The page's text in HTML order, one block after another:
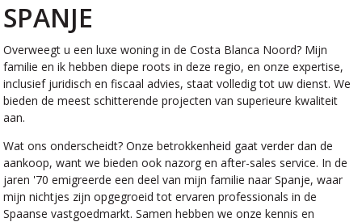
SPANJE
Overweegt u een luxe woning in de Costa Blanca Noord? Mijn
familie en ik hebben diepe roots in deze regio, en onze expertise,
inclusief juridisch en fiscaal advies, staat volledig tot uw dienst. We
bieden de meest schitterende projecten van superieure kwaliteit
aan.
Wat ons onderscheidt? Onze betrokkenheid gaat verder dan de
aankoop, want we bieden ook nazorg en after-sales service. In de
jaren '70 emigreerde een deel van mijn familie naar Spanje, waar
mijn nichtjes zijn opgegroeid tot ervaren professionals in de
Spaanse vastgoedmarkt. Samen hebben we onze kennis en